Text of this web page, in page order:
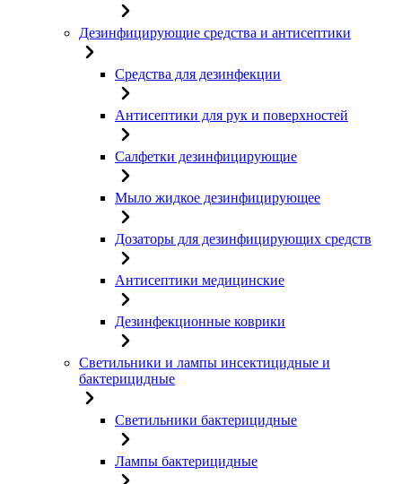
Дезинфицирующие средства и антисептики
Средства для дезинфекции
Антисептики для рук и поверхностей
Салфетки дезинфицирующие
Мыло жидкое дезинфицирующее
Дозаторы для дезинфицирующих средств
Антисептики медицинские
Дезинфекционные коврики
Светильники и лампы инсектицидные и
бактерицидные
Светильники бактерицидные
Лампы бактерицидные